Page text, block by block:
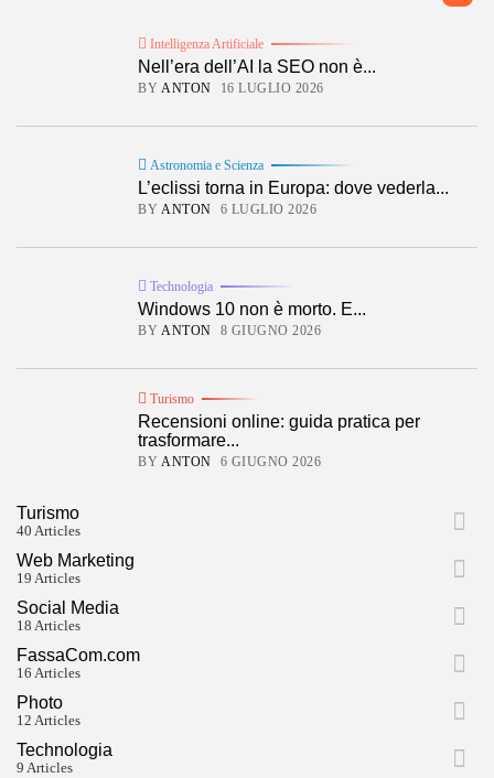
Intelligenza Artificiale
Nell’era dell’AI la SEO non è...
BY ANTON 16 LUGLIO 2026
Astronomia e Scienza
L’eclissi torna in Europa: dove vederla...
BY ANTON 6 LUGLIO 2026
Technologia
Windows 10 non è morto. E...
BY ANTON 8 GIUGNO 2026
Turismo
Recensioni online: guida pratica per
trasformare...
BY ANTON 6 GIUGNO 2026
Turismo
40 Articles
Web Marketing
19 Articles
Social Media
18 Articles
FassaCom.com
16 Articles
Photo
12 Articles
Technologia
9 Articles